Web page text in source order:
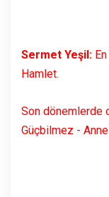
Sermet Yeşil:
Hamlet.
Son dönemlerde
Güçbilmez -